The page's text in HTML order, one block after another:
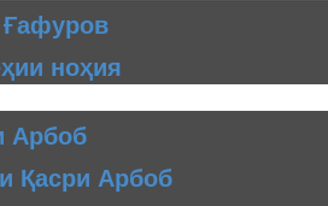
ноҳия
Арбоб
Қасри Арбоб